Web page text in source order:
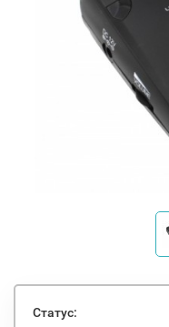
Статус: